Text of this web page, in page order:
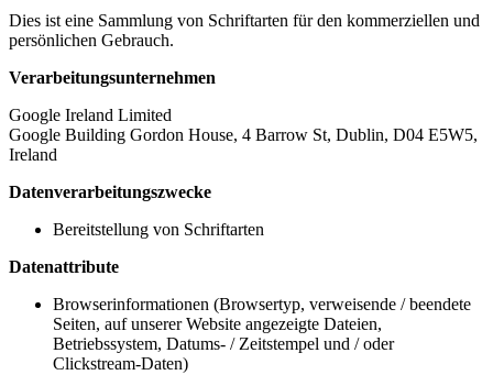
Dies ist eine Sammlung von Schriftarten für den kommerziellen und
persönlichen Gebrauch.
Verarbeitungsunternehmen
Google Ireland Limited
Google Building Gordon House, 4 Barrow St, Dublin, D04 E5W5,
Ireland
Datenverarbeitungszwecke
Bereitstellung von Schriftarten
Datenattribute
Browserinformationen (Browsertyp, verweisende / beendete
Seiten, auf unserer Website angezeigte Dateien,
Betriebssystem, Datums- / Zeitstempel und / oder
Clickstream-Daten)